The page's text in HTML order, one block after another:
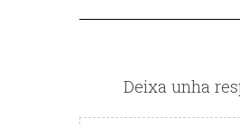
Deixa unha